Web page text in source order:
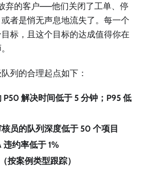
弃的客户——他们关闭了工单、停
者是悄无声息地流失了。每一个
标，且这个目标的达成值得你在
列的合理起点如下：
P50 解决时间低于 5 分钟；P95 低
员的队列深度低于 50 个项目
违约率低于 1%
按案例类型跟踪）